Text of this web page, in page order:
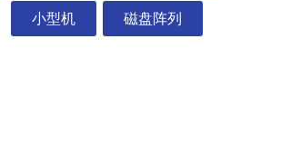
小型机 磁盘阵列